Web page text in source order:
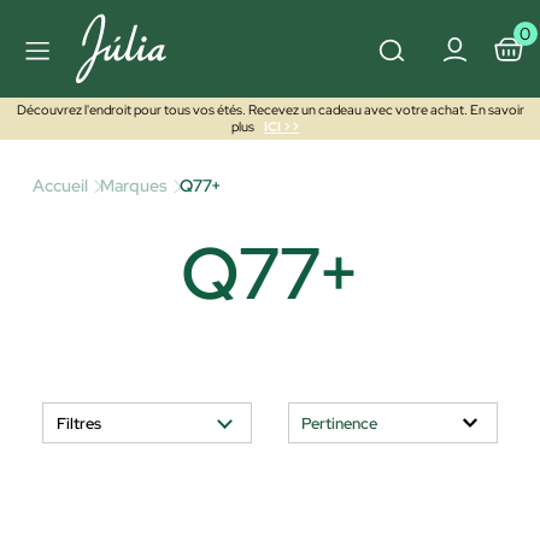
0
Découvrez l'endroit pour tous vos étés. Recevez un cadeau avec votre achat. En savoir
plus
ICI >>
Accueil Marques Q77+
Q77+
Filtres